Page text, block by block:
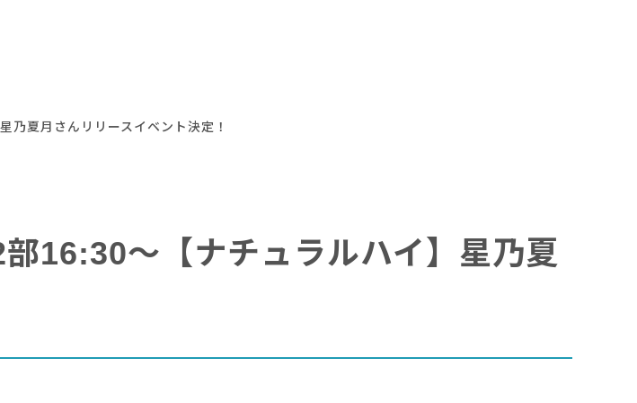
夏月さんリリースイベント決定！
16:30～【ナチュラルハイ】星乃夏